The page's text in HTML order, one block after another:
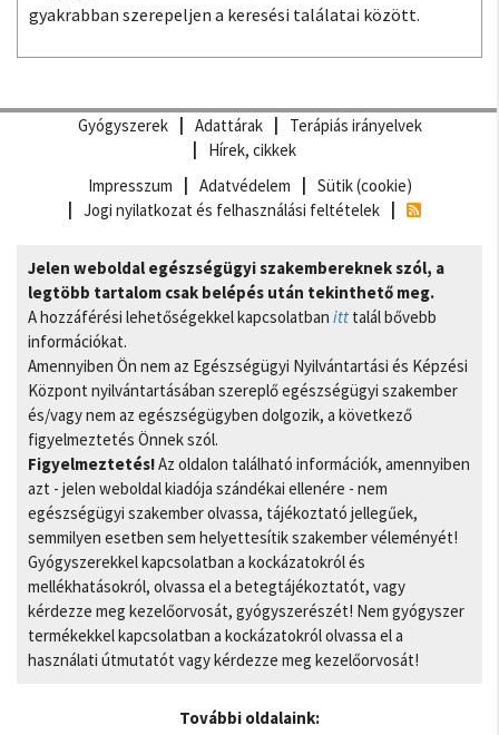
gyakrabban szerepeljen a keresési találatai között.
Gyógyszerek Adattárak
Terápiás irányelvek
Hírek, cikkek
Impresszum
Adatvédelem
Sütik (cookie)
Jogi nyilatkozat és felhasználási feltételek
Jelen weboldal egészségügyi szakembereknek szól, a
legtöbb tartalom csak belépés után tekinthető meg.
A hozzáférési lehetőségekkel kapcsolatban itt talál bővebb
információkat.
Amennyiben Ön nem az Egészségügyi Nyilvántartási és Képzési
Központ nyilvántartásában szereplő egészségügyi szakember
és/vagy nem az egészségügyben dolgozik, a következő
figyelmeztetés Önnek szól.
Figyelmeztetés!Az oldalon található információk, amennyiben
azt - jelen weboldal kiadója szándékai ellenére - nem
egészségügyi szakember olvassa, tájékoztató jellegűek,
semmilyen esetben sem helyettesítik szakember véleményét!
Gyógyszerekkel kapcsolatban a kockázatokról és
mellékhatásokról, olvassa el a betegtájékoztatót, vagy
kérdezze meg kezelőorvosát, gyógyszerészét! Nem gyógyszer
termékekkel kapcsolatban a kockázatokról olvassa el a
használati útmutatót vagy kérdezze meg kezelőorvosát!
További oldalaink: